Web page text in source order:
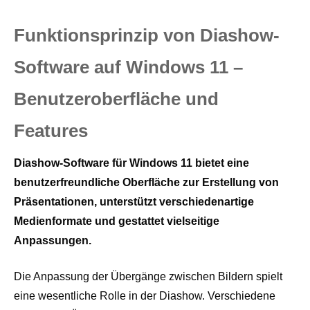
Funktionsprinzip von Diashow-
Software auf Windows 11 –
Benutzeroberfläche und
Features
Diashow-Software für Windows 11 bietet eine
benutzerfreundliche Oberfläche zur Erstellung von
Präsentationen, unterstützt verschiedenartige
Medienformate und gestattet vielseitige
Anpassungen.
Die Anpassung der Übergänge zwischen Bildern spielt
eine wesentliche Rolle in der Diashow. Verschiedene